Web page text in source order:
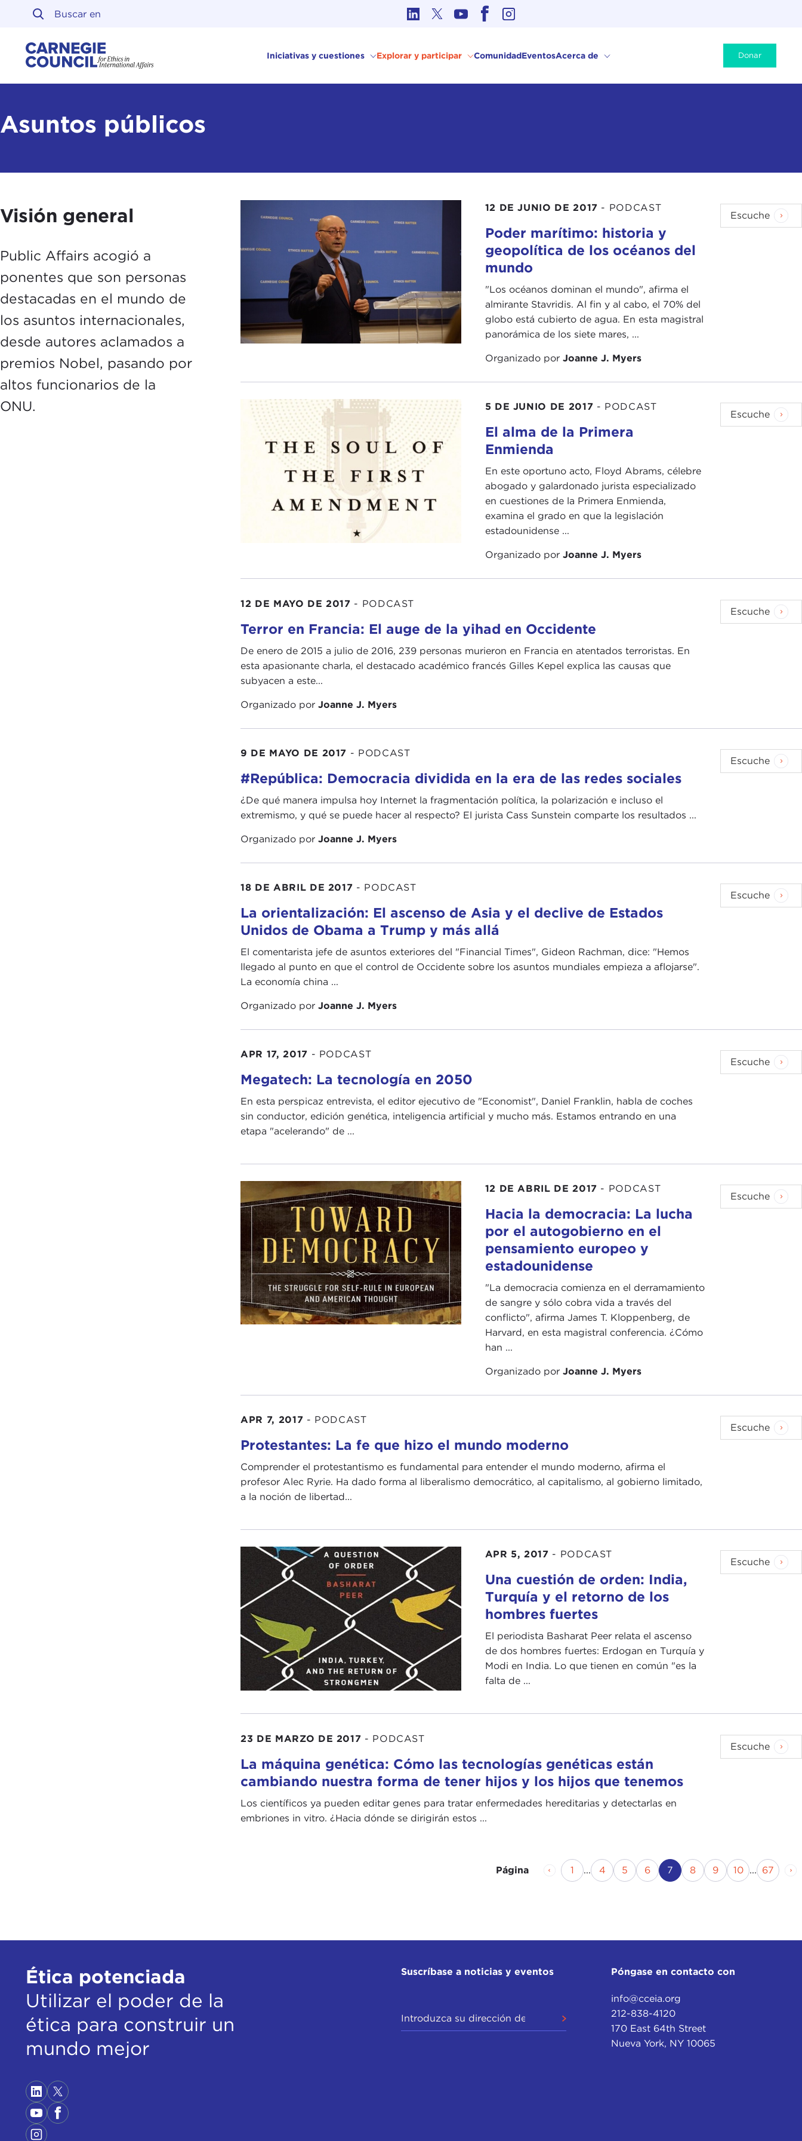
Ir al contenido
Iniciativas y cuestiones Explorar y participar ComunidadEventosAcerca de Donar
Asuntos públicos
Visión general
Public Affairs acogió a
ponentes que son personas
destacadas en el mundo de
los asuntos internacionales,
desde autores aclamados a
premios Nobel, pasando por
altos funcionarios de la
ONU.
12 DE JUNIO DE 2017 - PODCAST
Poder marítimo: historia y
geopolítica de los océanos del
mundo
"Los océanos dominan el mundo", afirma el
almirante Stavridis. Al fin y al cabo, el 70% del
globo está cubierto de agua. En esta magistral
panorámica de los siete mares, ...
Organizado por Joanne J. Myers
Escuche
5 DE JUNIO DE 2017 - PODCAST
El alma de la Primera
Enmienda
En este oportuno acto, Floyd Abrams, célebre
abogado y galardonado jurista especializado
en cuestiones de la Primera Enmienda,
examina el grado en que la legislación
estadounidense ...
Organizado por Joanne J. Myers
Escuche
12 DE MAYO DE 2017 - PODCAST
Terror en Francia: El auge de la yihad en Occidente
De enero de 2015 a julio de 2016, 239 personas murieron en Francia en atentados terroristas. En
esta apasionante charla, el destacado académico francés Gilles Kepel explica las causas que
subyacen a este...
Organizado porJoanne J. Myers
Escuche
9 DE MAYO DE 2017 - PODCAST
#República: Democracia dividida en la era de las redes sociales
¿De qué manera impulsa hoy Internet la fragmentación política, la polarización e incluso el
extremismo, y qué se puede hacer al respecto? El jurista Cass Sunstein comparte los resultados ...
Organizado porJoanne J. Myers
Escuche
18 DE ABRIL DE 2017 - PODCAST
La orientalización: El ascenso de Asia y el declive de Estados
Unidos de Obama a Trump y más allá
El comentarista jefe de asuntos exteriores del "Financial Times", Gideon Rachman, dice: "Hemos
llegado al punto en que el control de Occidente sobre los asuntos mundiales empieza a aflojarse".
La economía china ...
Organizado porJoanne J. Myers
Escuche
APR 17, 2017 - PODCAST
Megatech: La tecnología en 2050
En esta perspicaz entrevista, el editor ejecutivo de "Economist", Daniel Franklin, habla de coches
sin conductor, edición genética, inteligencia artificial y mucho más. Estamos entrando en una
etapa "acelerando" de ...
Escuche
12 DE ABRIL DE 2017 - PODCAST
Hacia la democracia: La lucha
por el autogobierno en el
pensamiento europeo y
estadounidense
"La democracia comienza en el derramamiento
de sangre y sólo cobra vida a través del
conflicto", afirma James T. Kloppenberg, de
Harvard, en esta magistral conferencia. ¿Cómo
han ...
Organizado por Joanne J. Myers
Escuche
APR 7, 2017 - PODCAST
Protestantes: La fe que hizo el mundo moderno
Comprender el protestantismo es fundamental para entender el mundo moderno, afirma el
profesor Alec Ryrie. Ha dado forma al liberalismo democrático, al capitalismo, al gobierno limitado,
a la noción de libertad...
Escuche
APR 5, 2017 - PODCAST
Una cuestión de orden: India,
Turquía y el retorno de los
hombres fuertes
El periodista Basharat Peer relata el ascenso
de dos hombres fuertes: Erdogan en Turquía y
Modi en India. Lo que tienen en común "es la
falta de ...
Escuche
23 DE MARZO DE 2017 - PODCAST
La máquina genética: Cómo las tecnologías genéticas están
cambiando nuestra forma de tener hijos y los hijos que tenemos
Los científicos ya pueden editar genes para tratar enfermedades hereditarias y detectarlas en
embriones in vitro. ¿Hacia dónde se dirigirán estos ...
Escuche
Página Página anterior
Página
1 ... Página
4 Página
5 Página
6 Página actual
7 Página
8 Página
9 Página
10 ... Página
67
Ética potenciada
Utilizar el poder de la
ética para construir un
mundo mejor
Suscríbase a noticias y eventos Póngase en contacto con
info@cceia.org
212-838-4120
170 East 64th Street
Nueva York, NY 10065